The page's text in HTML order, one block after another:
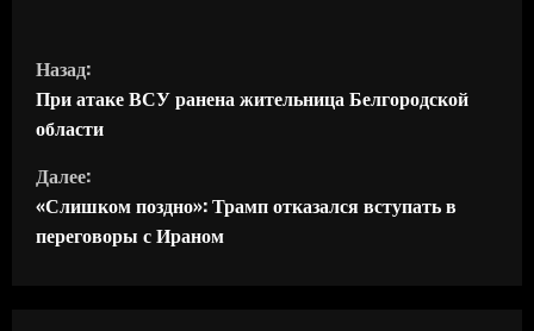
П
р
о
д
о
Назад:
При атаке ВСУ ранена жительница Белгородской
области
Далее:
«Слишком поздно»: Трамп отказался вступать в
переговоры с Ираном